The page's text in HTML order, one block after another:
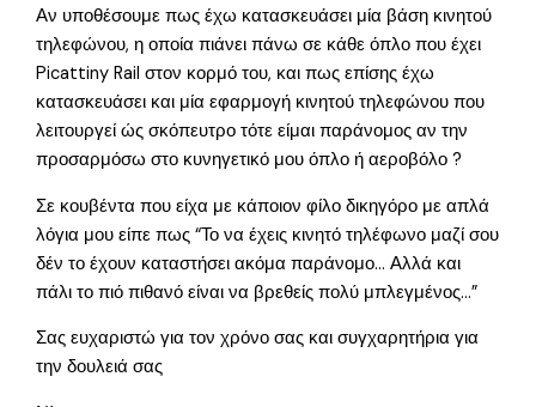
Αν υποθέσουμε πως έχω κατασκευάσει μία βάση κινητού
τηλεφώνου, η οποία πιάνει πάνω σε κάθε όπλο που έχει
Picattiny Rail στον κορμό του, και πως επίσης έχω
κατασκευάσει και μία εφαρμογή κινητού τηλεφώνου που
λειτουργεί ώς σκόπευτρο τότε είμαι παράνομος αν την
προσαρμόσω στο κυνηγετικό μου όπλο ή αεροβόλο ?
Σε κουβέντα που είχα με κάποιον φίλο δικηγόρο με απλά
λόγια μου είπε πως “Το να έχεις κινητό τηλέφωνο μαζί σου
δέν το έχουν καταστήσει ακόμα παράνομο… Αλλά και
πάλι το πιό πιθανό είναι να βρεθείς πολύ μπλεγμένος…”
Σας ευχαριστώ για τον χρόνο σας και συγχαρητήρια για
την δουλειά σας